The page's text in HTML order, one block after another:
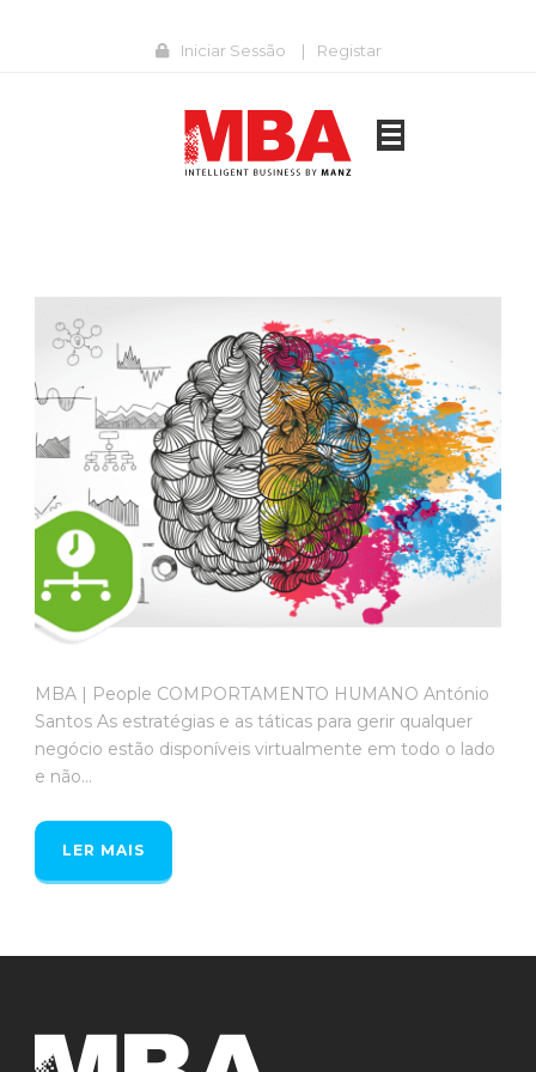
Iniciar Sessão | Registar
MBA | People COMPORTAMENTO HUMANO António
Santos As estratégias e as táticas para gerir qualquer
negócio estão disponíveis virtualmente em todo o lado
e não...
LER MAIS